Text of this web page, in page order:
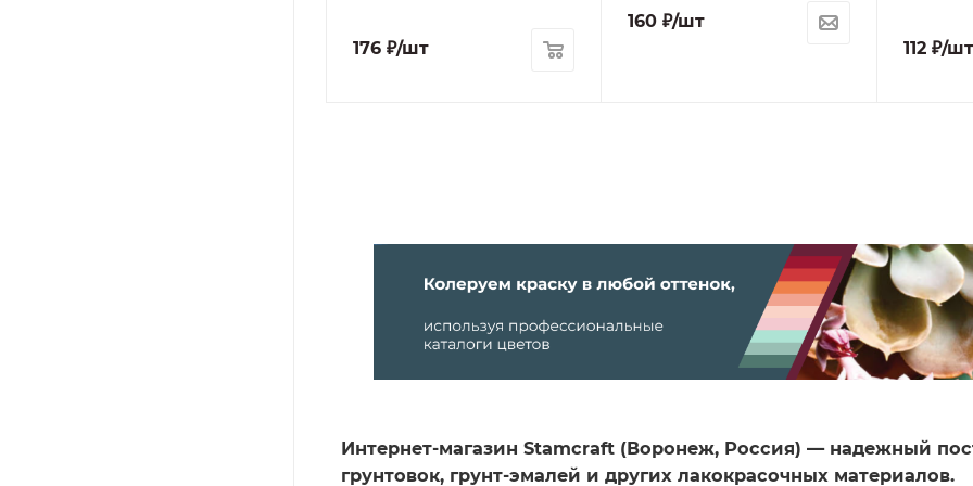
176 ₽/шт
160 ₽/шт
112₽/шт
Интернет-магазин Stamcraft (Воронеж, Россия) — надежный
грунтовок, грунт-эмалей и других лакокрасочных материалов.